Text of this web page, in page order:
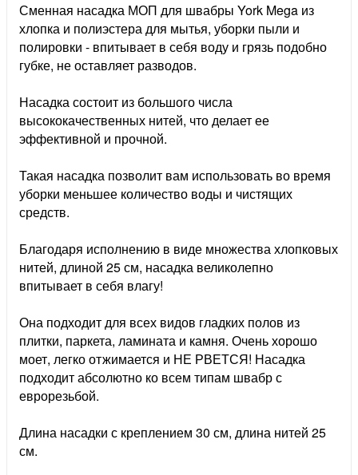
Сменная насадка МОП для швабры York Mega из
хлопка и полиэстера для мытья, уборки пыли и
полировки - впитывает в себя воду и грязь подобно
губке, не оставляет разводов.
Насадка состоит из большого числа
высококачественных нитей, что делает ее
эффективной и прочной.
Такая насадка позволит вам использовать во время
уборки меньшее количество воды и чистящих
средств.
Благодаря исполнению в виде множества хлопковых
нитей, длиной 25 см, насадка великолепно
впитывает в себя влагу!
Она подходит для всех видов гладких полов из
плитки, паркета, ламината и камня. Очень хорошо
моет, легко отжимается и НЕ РВЕТСЯ! Насадка
подходит абсолютно ко всем типам швабр с
еврорезьбой.
Длина насадки с креплением 30 см, длина нитей 25
см.